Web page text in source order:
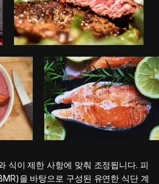
식이 제한 사항에 맞춰 조정됩니다. 피
을 바탕으로 구성된 유연한 식단 계